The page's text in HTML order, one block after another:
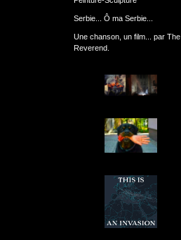
Serbie... Ô ma Serbie...
Une chanson, un film... par The
Reverend.